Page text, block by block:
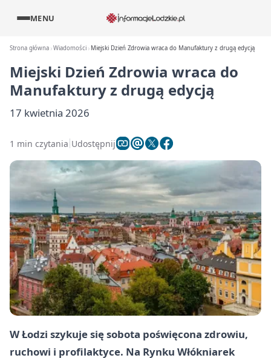
MENU
Strona główna Wiadomości Miejski Dzień Zdrowia wraca do Manufaktury z drugą edycją
Miejski Dzień Zdrowia wraca do
Manufaktury z drugą edycją
17 kwietnia 2026
1 min czytania Udostępnij
W Łodzi szykuje się sobota poświęcona zdrowiu,
ruchowi i profilaktyce. Na Rynku Włókniarek